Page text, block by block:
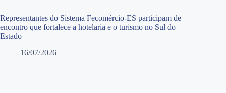
Representantes do Sistema Fecomércio-ES participam de
encontro que fortalece a hotelaria e o turismo no Sul do
Estado
16/07/2026